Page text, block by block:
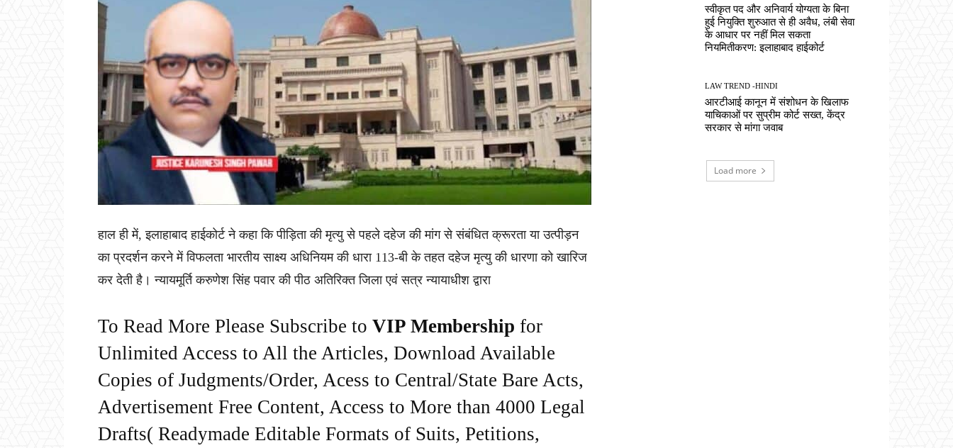
हाल ही में, इलाहाबाद हाईकोर्ट ने कहा कि पीड़िता की मृत्यु से पहले दहेज की मांग से संबंधित क्रूरता या उत्पीड़न
का प्रदर्शन करने में विफलता भारतीय साक्ष्य अधिनियम की धारा 113-बी के तहत दहेज मृत्यु की धारणा को खारिज
कर देती है। न्यायमूर्ति करुणेश सिंह पवार की पीठ अतिरिक्त जिला एवं सत्र न्यायाधीश द्वारा
To Read More Please Subscribe to VIP Membership for
Unlimited Access to All the Articles, Download Available
Copies of Judgments/Order, Acess to Central/State Bare Acts,
Advertisement Free Content, Access to More than 4000 Legal
Drafts( Readymade Editable Formats of Suits, Petitions,
स्वीकृत पद और अनिवार्य योग्यता के बिना
हुई नियुक्ति शुरुआत से ही अवैध, लंबी सेवा
के आधार पर नहीं मिल सकता
नियमितीकरण: इलाहाबाद हाईकोर्ट
LAW TREND -HINDI
आरटीआई कानून में संशोधन के खिलाफ
याचिकाओं पर सुप्रीम कोर्ट सख्त, केंद्र
सरकार से मांगा जवाब
Load more